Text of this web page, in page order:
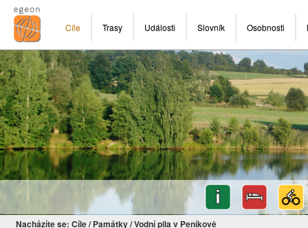
Cíle Trasy Události Slovník Osobnosti
Nacházíte se: Cíle/ Památky/Vodní pila v Peníkově